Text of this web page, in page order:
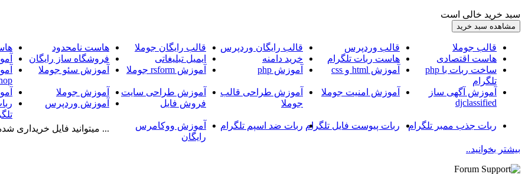
سبد خرید خالی است
قالب جوملا قالب وردپرس قالب رایگان وردپرس قالب رایگان جوملا هاست نامحدود
هاست اقتصادی
هاست ربات تلگرام خرید دامنه ایمیل تبلیغاتی فروشگاه ساز رایگان
ساخت ربات با php
تلگرام
آموزش html و css آموزش php آموزش rsform جوملا آموزش سئو جوملا
آموزش آگهی ساز
djclassified
آموزش امنیت جوملا
آموزش طراحی قالب
جوملا
آموزش طراحی سایت
فروش فایل
آموزش جوملا
آموزش وردپرس
ربات جذب ممبر تلگرام
ربات پیوست فایل تلگرام ربات ضد اسپم تلگرام
آموزش ووکامرس
رایگان
... میتوانید فایل خریداری شده
بیشتر بخوانید..